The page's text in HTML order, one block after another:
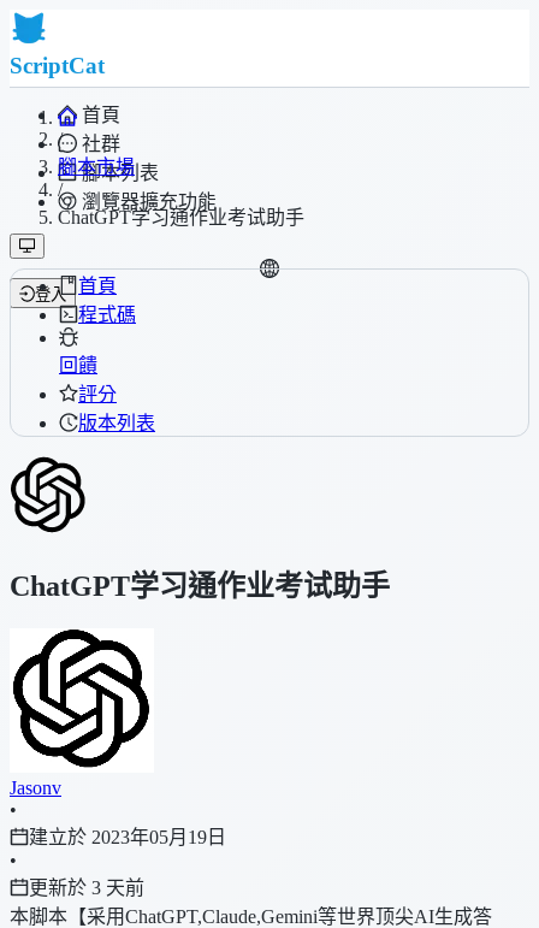
ScriptCat
首頁
社群
腳本列表
瀏覽器擴充功能
登入
/
腳本市場
/
ChatGPT学习通作业考试助手
首頁
程式碼
回饋
評分
版本列表
ChatGPT学习通作业考试助手
Jasonv
•
建立於 2023年05月19日
•
更新於 3 天前
本脚本【采用ChatGPT,Claude,Gemini等世界顶尖AI生成答